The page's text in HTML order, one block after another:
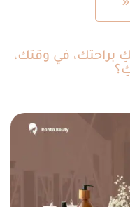
براحتك، في وقتك،